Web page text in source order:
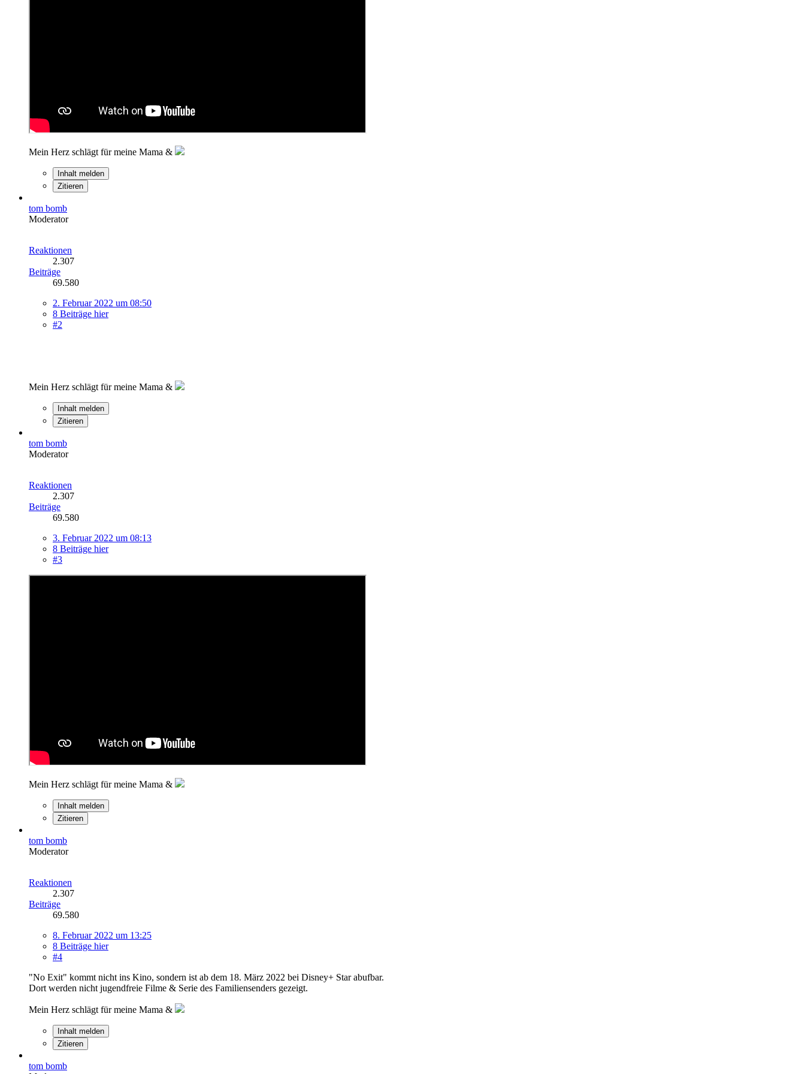
Mein Herz schlägt für meine Mama &
Inhalt melden
Zitieren
tom bomb
Moderator
Reaktionen
2.307
Beiträge
69.580
2. Februar 2022 um 08:50
8 Beiträge hier
#2
Mein Herz schlägt für meine Mama &
Inhalt melden
Zitieren
tom bomb
Moderator
Reaktionen
2.307
Beiträge
69.580
3. Februar 2022 um 08:13
8 Beiträge hier
#3
Mein Herz schlägt für meine Mama &
Inhalt melden
Zitieren
tom bomb
Moderator
Reaktionen
2.307
Beiträge
69.580
8. Februar 2022 um 13:25
8 Beiträge hier
#4
"No Exit" kommt nicht ins Kino, sondern ist ab dem 18. März 2022 bei Disney+ Star abufbar.
Dort werden nicht jugendfreie Filme & Serie des Familiensenders gezeigt.
Mein Herz schlägt für meine Mama &
Inhalt melden
Zitieren
tom bomb